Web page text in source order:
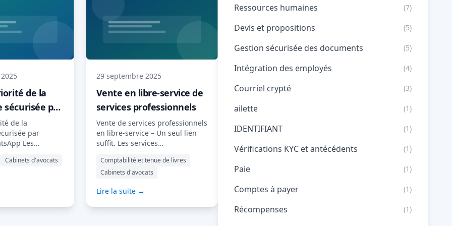
qui
des
Il s'agit de formulaires que seule
votre équipe peut consulter et
de la
sécurisée par
de la
par
Les
clients exigent
à toute
Cabinets d'avocats
29 septembre 2025
Vente en libre-service de
services professionnels
Vente de services professionnels
en libre-service – Un seul lien
suffit. Les services
clients attendent des
comptables, des conseillers
consultants la même facilité
Comptabilité et tenue de livres
Cabinets d'avocats
Lire la suite →
Ressources humaines (7)
Devis et propositions (5)
Gestion sécurisée des documents (5)
Intégration des employés (4)
Courriel crypté (3)
ailette (1)
IDENTIFIANT (1)
Vérifications KYC et antécédents (1)
Paie (1)
Comptes à payer (1)
Récompenses (1)